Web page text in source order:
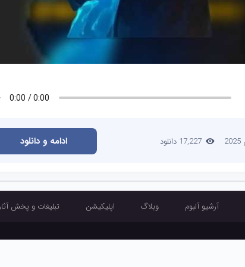
17,227 دانلود ادامه و دانلود
آرشیو آلبوم وبلاگ اپلیکیشن تبلیغات و پخش آثار